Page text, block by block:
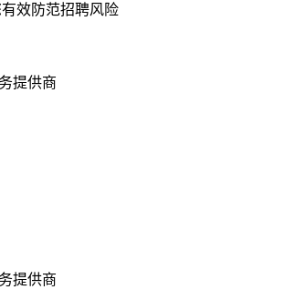
效防范招聘风险
提供商
提供商